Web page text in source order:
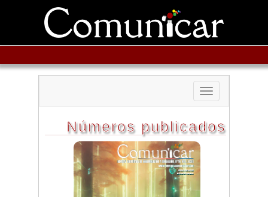
Toggle
navigation
Números publicados